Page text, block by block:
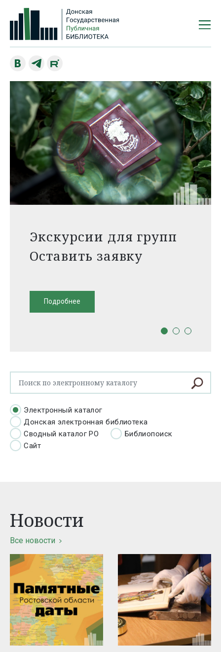
Экскурсии для групп
Оставить заявку
Подробнее
Электронный каталог
Донская электронная библиотека
Сводный каталог РО
Библиопоиск
Сайт
Новости
Все новости